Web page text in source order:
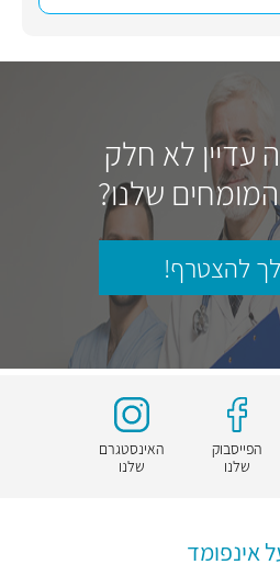
עדיין לא חלק
שלנו?
להצטרף!
הפייסבוק
שלנו
האינסטגרם
שלנו
אינפומד